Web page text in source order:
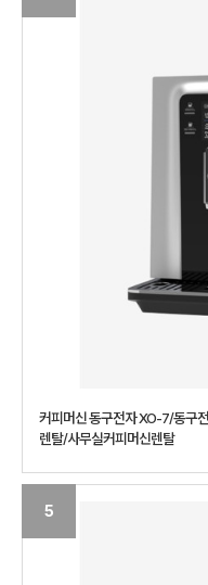
커피머신 동구전자 XO-7/동구
렌탈/사무실커피머신렌탈
5